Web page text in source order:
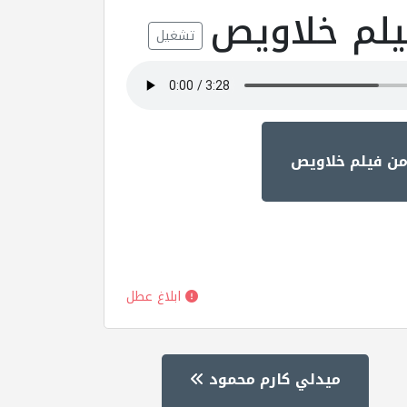
خلاويص تشغيل
فيلم خلاويص
ابلاغ عطل
ميدلي كارم محمود